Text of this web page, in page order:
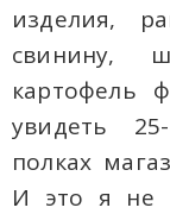
изделия,
свинину,
картофель
увидеть
полках
И это я не